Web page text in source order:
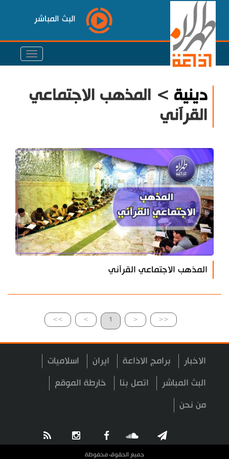
البث المباشر
دينية > المذهب الاجتماعي
القرآني
المذهب الاجتماعي القرآني
>> > 1 < <<
الاخبار برامج الاذاعة ايران اسلاميات
البث المباشر اتصل بنا خارطة الموقع
من نحن
جميع الحقوق محفوظة